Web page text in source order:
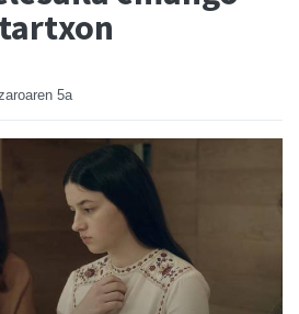
5a